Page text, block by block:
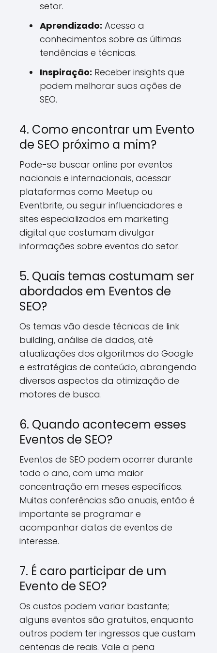
setor.
Aprendizado: Acesso a
conhecimentos sobre as últimas
tendências e técnicas.
Inspiração: Receber insights que
podem melhorar suas ações de
SEO.
4. Como encontrar um Evento
de SEO próximo a mim?
Pode-se buscar online por eventos
nacionais e internacionais, acessar
plataformas como Meetup ou
Eventbrite, ou seguir influenciadores e
sites especializados em marketing
digital que costumam divulgar
informações sobre eventos do setor.
5. Quais temas costumam ser
abordados em Eventos de
SEO?
Os temas vão desde técnicas de link
building, análise de dados, até
atualizações dos algoritmos do Google
e estratégias de conteúdo, abrangendo
diversos aspectos da otimização de
motores de busca.
6. Quando acontecem esses
Eventos de SEO?
Eventos de SEO podem ocorrer durante
todo o ano, com uma maior
concentração em meses específicos.
Muitas conferências são anuais, então é
importante se programar e
acompanhar datas de eventos de
interesse.
7. É caro participar de um
Evento de SEO?
Os custos podem variar bastante;
alguns eventos são gratuitos, enquanto
outros podem ter ingressos que custam
centenas de reais. Vale a pena